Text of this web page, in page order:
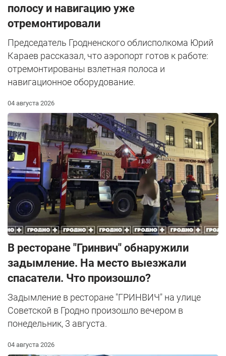
полосу и навигацию уже
отремонтировали
Председатель Гродненского облисполкома Юрий
Караев рассказал, что аэропорт готов к работе:
отремонтированы взлетная полоса и
навигационное оборудование.
04 августа 2026
В ресторане "Гринвич" обнаружили
задымление. На место выезжали
спасатели. Что произошло?
Задымление в ресторане "ГРИНВИЧ" на улице
Советской в Гродно произошло вечером в
понедельник, 3 августа.
04 августа 2026